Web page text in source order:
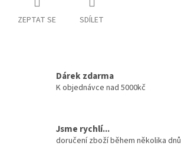
ZEPTAT SE SDÍLET
Dárek zdarma
K objednávce nad 5000kč
Jsme rychlí...
doručení zboží během několika dnů